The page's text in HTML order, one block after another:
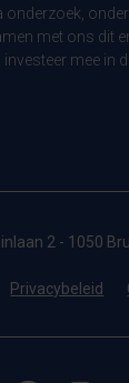
onderzoek,
met ons dit
mee in
2 - 1050
Privacybeleid